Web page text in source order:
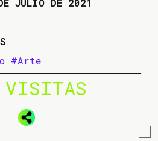
JULIO DE 2021
#Arte